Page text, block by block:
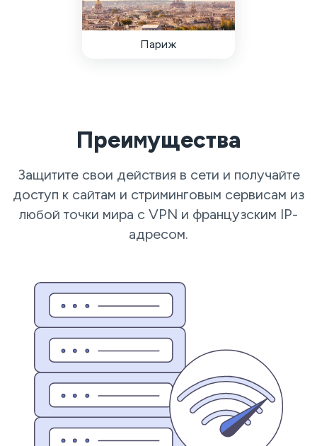
Париж
Преимущества
Защитите свои действия в сети и получайте
доступ к сайтам и стриминговым сервисам из
любой точки мира с VPN и французским IP-
адресом.